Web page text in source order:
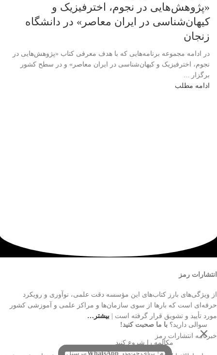
«پژوهش‌هایی در نجوم، اخترفیزیک و
کیهان‌شناسی در ایران معاصر» در دانشگاه
زنجان
در ادامه مجموعه برنامه‌هایی که با هدف معرفی کتاب «پژوهش‌هایی در
نجوم، اخترفیزیک و کیهان‌شناسی در ایران معاصر» و در سطح کشور
برگزار ...
ادامه مطلب
انتشارات رمز
از ویژگی‌های بارز کتاب‌های این مؤسسه دقت علمی، نوآوری و رویکرد
حرفه‌ای است که بارها از سوی سازمان‌ها و مراکز علمی و آموزشی کشور
مورد تأیید و تشویق قرار گرفته است | بیشتر…
خبرنامه انتشارات رمز
سوالی دارید؟ با ما صحبت کنید!
مکالمه را شروع کنید
سلام! برای چت درWhatsApp پرسنل